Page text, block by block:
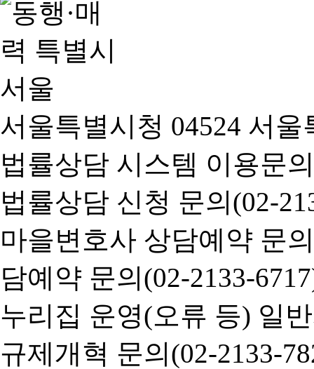
서울특별시청 04524 서
법률상담 시스템 이용문
법률상담 신청 문의(02-
마을변호사 상담예약 문
담예약 문의(02-2133-
누리집 운영(오류 등) 일
규제개혁 문의(02-2133-